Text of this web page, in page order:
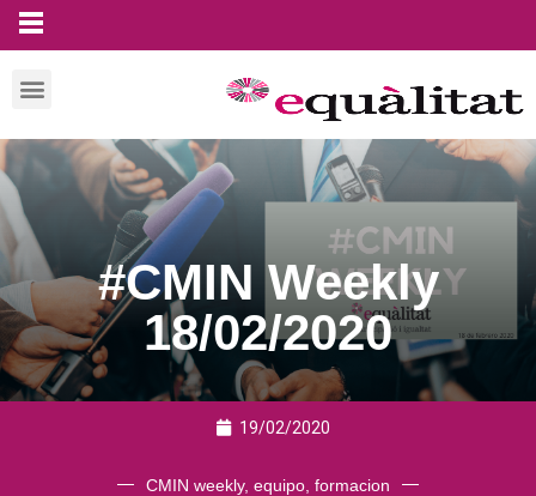
#CMIN Weekly
18/02/2020
19/02/2020
CMIN weekly, equipo formacion